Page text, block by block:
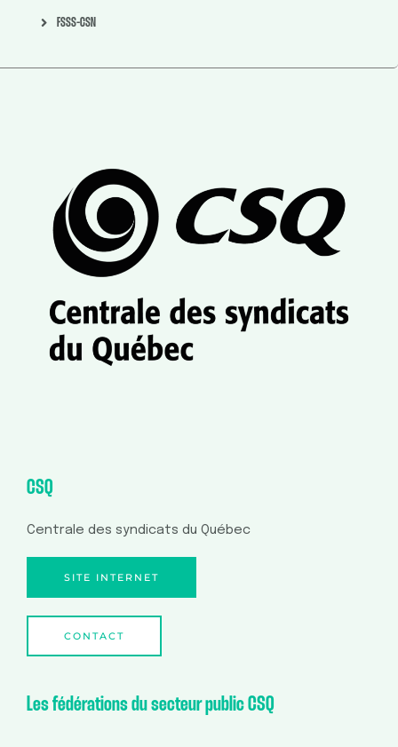
FSSS-CSN
CSQ
Centrale des syndicats du Québec
SITE INTERNET
CONTACT
Les fédérations du secteur public CSQ